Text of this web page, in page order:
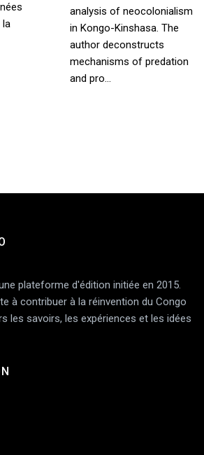
la
analysis of neocolonialism
in Kongo-Kinshasa. The
author deconstructs
mechanisms of predation
and pro...
plateforme d'édition initiée en 2015.
à contribuer à la réinvention du Congo
les savoirs, les expériences et les idées